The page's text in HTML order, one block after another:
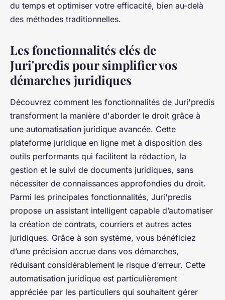
du temps et optimiser votre efficacité, bien au-delà
des méthodes traditionnelles.
Les fonctionnalités clés de
Juri'predis pour simplifier vos
démarches juridiques
Découvrez comment les fonctionnalités de Juri'predis
transforment la manière d'aborder le droit grâce à
une automatisation juridique avancée. Cette
plateforme juridique en ligne met à disposition des
outils performants qui facilitent la rédaction, la
gestion et le suivi de documents juridiques, sans
nécessiter de connaissances approfondies du droit.
Parmi les principales fonctionnalités, Juri'predis
propose un assistant intelligent capable d’automatiser
la création de contrats, courriers et autres actes
juridiques. Grâce à son système, vous bénéficiez
d’une précision accrue dans vos démarches,
réduisant considérablement le risque d’erreur. Cette
automatisation juridique est particulièrement
appréciée par les particuliers qui souhaitent gérer